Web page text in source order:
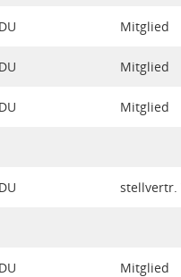
Mitglied
Mitglied
Mitglied
stellvertr.
Mitglied